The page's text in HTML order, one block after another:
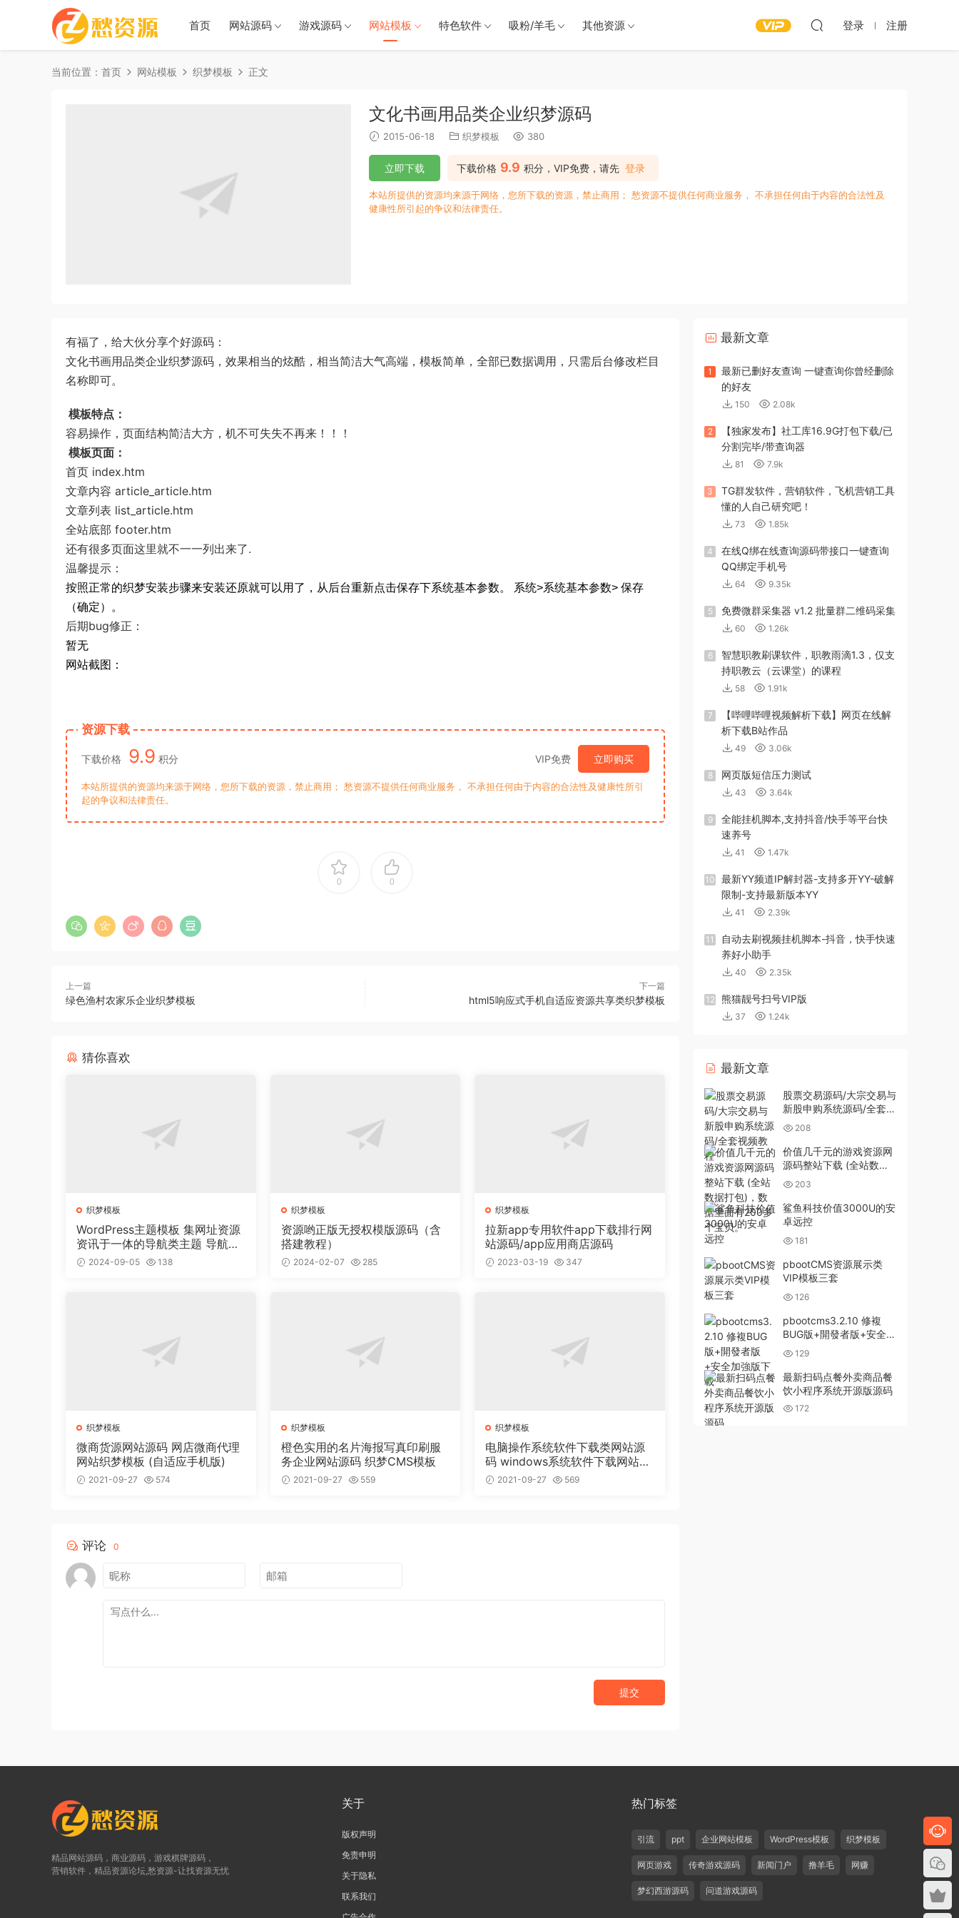
首页 网站源码 游戏源码 网站模板 特色软件 吸粉/羊毛 其他资源 登录 注册
当前位置： 首页 网站模板 织梦模板 正文
文化书画用品类企业织梦源码
2015-06-18 织梦模板 380
下载价格 9.9 积分，VIP免费，请先 登录
立即下载
本站所提供的资源均来源于网络，您所下载的资源，禁止商用； 愁资源不提供任何商业服务， 不承担任何由于内容的合法性及
健康性所引起的争议和法律责任。
有福了，给大伙分享个好源码：
文化书画用品类企业织梦源码，效果相当的炫酷，相当简洁大气高端，模板简单，全部已数据调用，只需后台修改栏目
名称即可。
模板特点：
容易操作，页面结构简洁大方，机不可失失不再来！！！
模板页面：
首页 index.htm
文章内容 article_article.htm
文章列表 list_article.htm
全站底部 footer.htm
还有很多页面这里就不一一列出来了.
温馨提示：
按照正常的织梦安装步骤来安装还原就可以用了，从后台重新点击保存下系统基本参数。 系统>系统基本参数> 保存
（确定）。
后期bug修正：
暂无
网站截图：
资源下载
下载价格 9.9 积分 VIP免费 立即购买
本站所提供的资源均来源于网络，您所下载的资源，禁止商用； 愁资源不提供任何商业服务， 不承担任何由于内容的合法性及健康性所引
起的争议和法律责任。
0 0
上一篇
绿色渔村农家乐企业织梦模板
下一篇
html5响应式手机自适应资源共享类织梦模板
猜你喜欢
织梦模板
WordPress主题模板 集网址资源
资讯于一体的导航类主题 导航主
题垂直行业模板
2024-09-05 138
织梦模板
资源哟正版无授权模版源码（含
搭建教程）
2024-02-07 285
织梦模板
拉新app专用软件app下载排行网
站源码/app应用商店源码
2023-03-19 347
织梦模板
微商货源网站源码 网店微商代理
网站织梦模板 (自适应手机版)
2021-09-27 574
织梦模板
橙色实用的名片海报写真印刷服
务企业网站源码 织梦CMS模板
2021-09-27 559
织梦模板
电脑操作系统软件下载类网站源
码 windows系统软件下载网站织
梦模板
2021-09-27 569
评论 0
提交
最新文章
1
最新已删好友查询 一键查询你曾经删除
的好友
150 2.08k
2
【独家发布】社工库16.9G打包下载/已
分割完毕/带查询器
81 7.9k
3
TG群发软件，营销软件，飞机营销工具
懂的人自己研究吧！
73 1.85k
4
在线Q绑在线查询源码带接口一键查询
QQ绑定手机号
64 9.35k
5 免费微群采集器 v1.2 批量群二维码采集
60 1.26k
6
智慧职教刷课软件，职教雨滴1.3，仅支
持职教云（云课堂）的课程
58 1.91k
7
【哔哩哔哩视频解析下载】网页在线解
析下载B站作品
49 3.06k
8 网页版短信压力测试
43 3.64k
9
全能挂机脚本,支持抖音/快手等平台快
速养号
41 1.47k
10
最新YY频道IP解封器-支持多开YY-破解
限制-支持最新版本YY
41 2.39k
11
自动去刷视频挂机脚本-抖音，快手快速
养好小助手
40 2.35k
12 熊猫靓号扫号VIP版
37 1.24k
最新文章
股票交易源码/大宗交易与
新股申购系统源码/全套视
频教程
208
价值几千元的游戏资源网
源码整站下载 (全站数据
打包)，数据里面有200多
个宝贝。
203
鲨鱼科技价值3000U的安
卓远控
181
pbootCMS资源展示类
VIP模板三套
126
pbootcms3.2.10 修複
BUG版+開發者版+安全加
強版下載
129
最新扫码点餐外卖商品餐
饮小程序系统开源版源码
172
精品网站源码，商业源码，游戏棋牌源码，
营销软件，精品资源论坛,愁资源-让找资源无忧
关于
版权声明
免责申明
关于隐私
联系我们
热门标签
引流 ppt 企业网站模板 WordPress模板 织梦模板
网页游戏 传奇游戏源码 新闻门户 撸羊毛 网赚
梦幻西游源码 问道游戏源码